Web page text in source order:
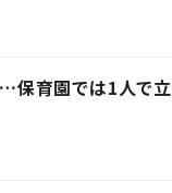
保育園では1人で立